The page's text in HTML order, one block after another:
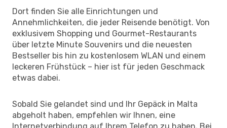
Dort finden Sie alle Einrichtungen und
Annehmlichkeiten, die jeder Reisende benötigt. Von
exklusivem Shopping und Gourmet-Restaurants
über letzte Minute Souvenirs und die neuesten
Bestseller bis hin zu kostenlosem WLAN und einem
leckeren Frühstück – hier ist für jeden Geschmack
etwas dabei.
Sobald Sie gelandet sind und Ihr Gepäck in Malta
abgeholt haben, empfehlen wir Ihnen, eine